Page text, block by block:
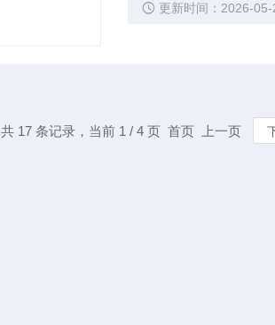
更新时间：2026-05-
共 17 条记录，当前 1 / 4 页 首页 上一页